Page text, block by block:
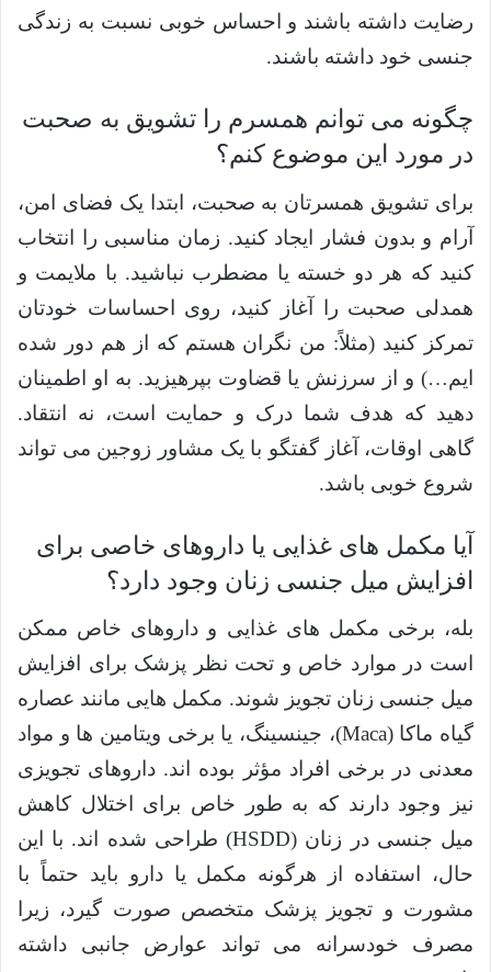
رضایت داشته باشند و احساس خوبی نسبت به زندگی
جنسی خود داشته باشند.
چگونه می توانم همسرم را تشویق به صحبت
در مورد این موضوع کنم؟
برای تشویق همسرتان به صحبت، ابتدا یک فضای امن،
آرام و بدون فشار ایجاد کنید. زمان مناسبی را انتخاب
کنید که هر دو خسته یا مضطرب نباشید. با ملایمت و
همدلی صحبت را آغاز کنید، روی احساسات خودتان
تمرکز کنید (مثلاً: من نگران هستم که از هم دور شده
ایم…) و از سرزنش یا قضاوت بپرهیزید. به او اطمینان
دهید که هدف شما درک و حمایت است، نه انتقاد.
گاهی اوقات، آغاز گفتگو با یک مشاور زوجین می تواند
شروع خوبی باشد.
آیا مکمل های غذایی یا داروهای خاصی برای
افزایش میل جنسی زنان وجود دارد؟
بله، برخی مکمل های غذایی و داروهای خاص ممکن
است در موارد خاص و تحت نظر پزشک برای افزایش
میل جنسی زنان تجویز شوند. مکمل هایی مانند عصاره
گیاه ماکا (Maca)، جینسینگ، یا برخی ویتامین ها و مواد
معدنی در برخی افراد مؤثر بوده اند. داروهای تجویزی
نیز وجود دارند که به طور خاص برای اختلال کاهش
میل جنسی در زنان (HSDD) طراحی شده اند. با این
حال، استفاده از هرگونه مکمل یا دارو باید حتماً با
مشورت و تجویز پزشک متخصص صورت گیرد، زیرا
مصرف خودسرانه می تواند عوارض جانبی داشته